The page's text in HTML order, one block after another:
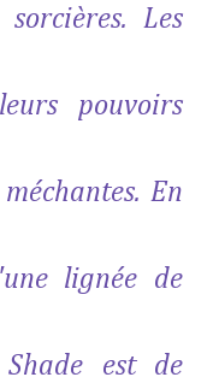
Les
pouvoirs
En
lignée de
Shade est de